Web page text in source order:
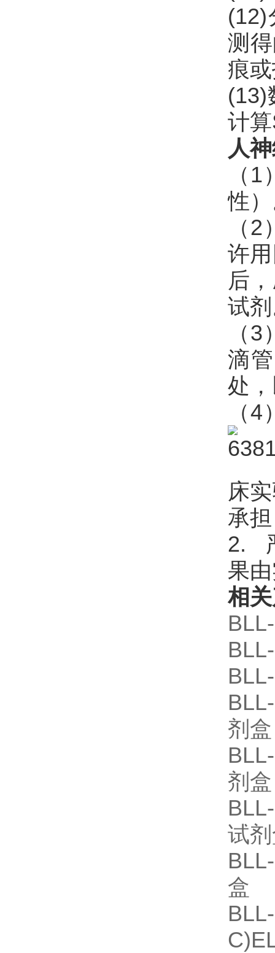
(12)
测
痕
(13)
计
人
（
性
（
许
后
试
（
滴
处
（
床
承
2.
果
相
剂盒
剂盒
试
盒